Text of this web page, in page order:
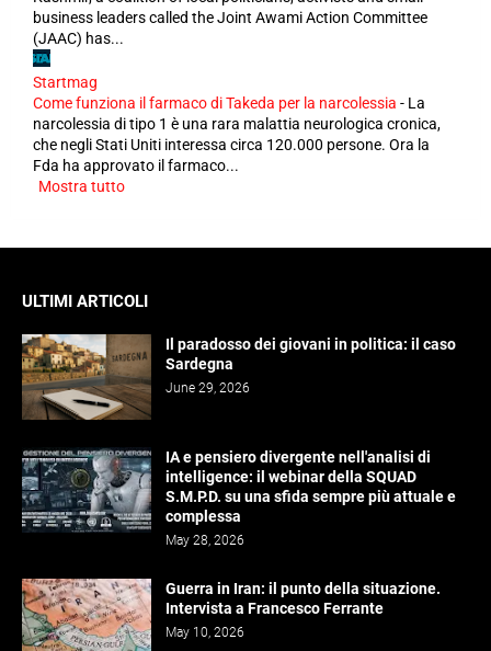
business leaders called the Joint Awami Action Committee
(JAAC) has...
Startmag
Come funziona il farmaco di Takeda per la narcolessia - La
narcolessia di tipo 1 è una rara malattia neurologica cronica,
che negli Stati Uniti interessa circa 120.000 persone. Ora la
Fda ha approvato il farmaco...
Mostra tutto
ULTIMI ARTICOLI
Il paradosso dei giovani in politica: il caso
Sardegna
June 29, 2026
IA e pensiero divergente nell'analisi di
intelligence: il webinar della SQUAD
S.M.P.D. su una sfida sempre più attuale e
complessa
May 28, 2026
Guerra in Iran: il punto della situazione.
Intervista a Francesco Ferrante
May 10, 2026